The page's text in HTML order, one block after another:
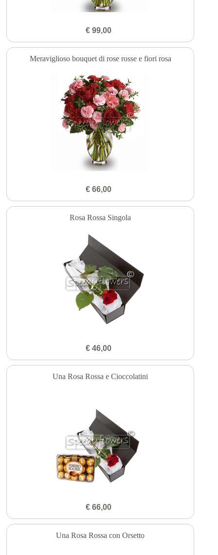
€ 99,00
Meraviglioso bouquet di rose rosse e fiori rosa
€ 66,00
Rosa Rossa Singola
€ 46,00
Una Rosa Rossa e Cioccolatini
€ 66,00
Una Rosa Rossa con Orsetto